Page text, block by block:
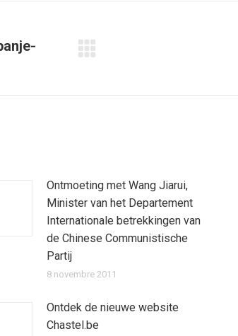
Ontmoeting met Wang Jiarui,
Minister van het Departement
Internationale betrekkingen van
de Chinese Communistische
Partij
8 novembre 2011
Ontdek de nieuwe website
Chastel.be